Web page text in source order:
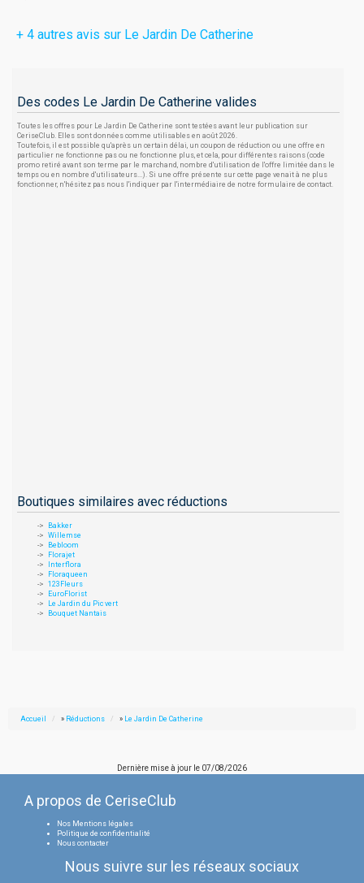
+ 4 autres avis sur Le Jardin De Catherine
Des codes Le Jardin De Catherine valides
Toutes les offres pour Le Jardin De Catherine sont testées avant leur publication sur
CeriseClub. Elles sont données comme utilisables en août 2026.
Toutefois, il est possible qu'après un certain délai, un coupon de réduction ou une offre en
particulier ne fonctionne pas ou ne fonctionne plus, et cela, pour différentes raisons (code
promo retiré avant son terme par le marchand, nombre d'utilisation de l'offre limitée dans le
temps ou en nombre d'utilisateurs...). Si une offre présente sur cette page venait à ne plus
fonctionner, n'hésitez pas nous l'indiquer par l'intermédiaire de notre formulaire de contact.
Boutiques similaires avec réductions
Bakker
Willemse
Bebloom
Florajet
Interflora
Floraqueen
123Fleurs
EuroFlorist
Le Jardin du Pic vert
Bouquet Nantais
Accueil » Réductions » Le Jardin De Catherine
Dernière mise à jour le 07/08/2026
A propos de CeriseClub
Nos Mentions légales
Politique de confidentialité
Nous contacter
Nous suivre sur les réseaux sociaux